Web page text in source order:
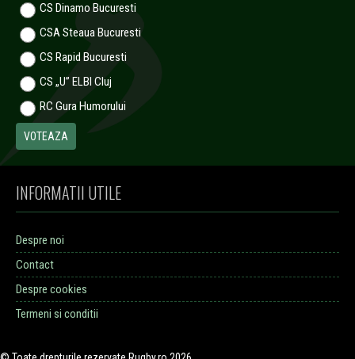
CS Dinamo Bucuresti
CSA Steaua Bucuresti
CS Rapid Bucuresti
CS „U” ELBI Cluj
RC Gura Humorului
INFORMATII UTILE
Despre noi
Contact
Despre cookies
Termeni si conditii